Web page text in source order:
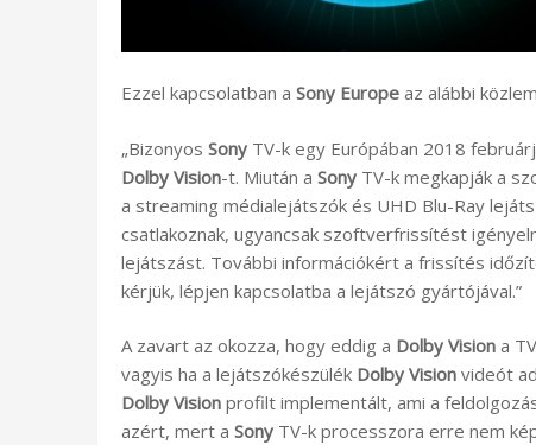
Ezzel kapcsolatban a Sony Europe az alábbi
„Bizonyos Sony TV-k egy Európában 2018
Dolby Vision-t. Miután a Sony TV-k megkapják a
a streaming médialejátszók és UHD Blu-Ray
csatlakoznak, ugyancsak szoftverfrissítést
lejátszást. További információkért a frissítés
kérjük, lépjen kapcsolatba a lejátszó gyártójával.”
A zavart az okozza, hogy eddig a Dolby Vision a
vagyis ha a lejátszókészülék Dolby Vision videót
Dolby Vision profilt implementált, ami a
azért, mert a Sony TV-k processzora erre nem